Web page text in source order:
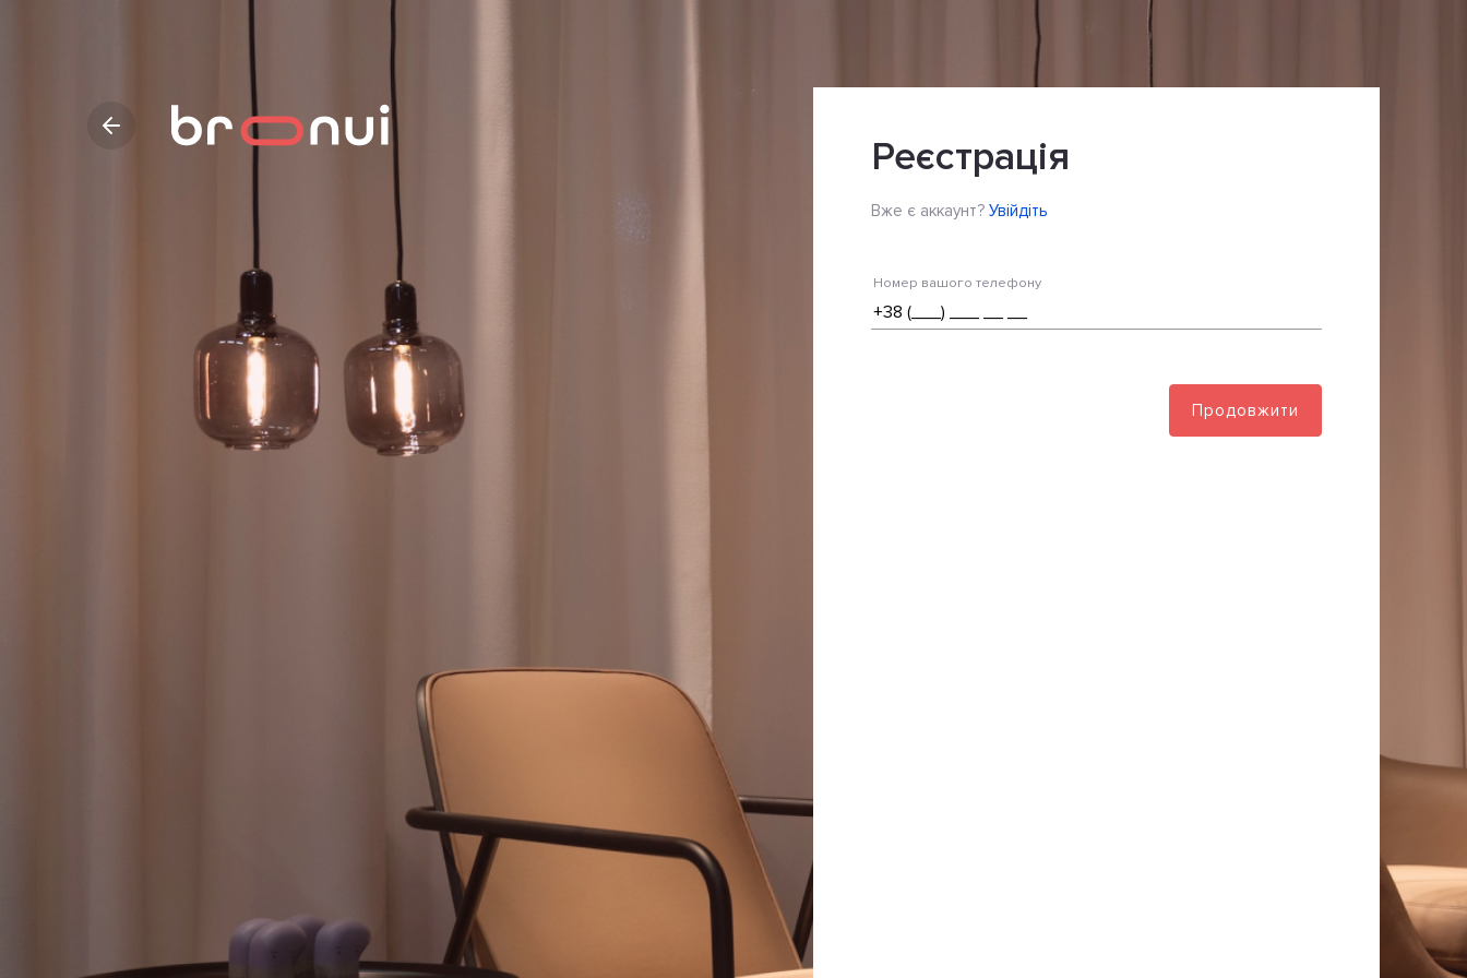
Реєстрація
Вже є аккаунт? Увійдіть
Номер вашого телефону
Продовжити